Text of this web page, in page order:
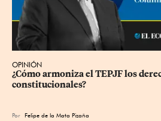
OPINIÓN
¿Cómo armoniza el TEPJF los
constitucionales?
Por Felipe de la Mata Pizaña